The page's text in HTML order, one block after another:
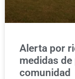
Alerta por
medidas
comunidad